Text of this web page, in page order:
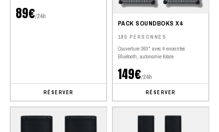
89€/24h
RÉSERVER
PACK SOUNDBOKS X4
180 PERSONNES
Couverture 360° avec 4 enceintes
Bluetooth, autonomie totale
149€/24h
RÉSERVER